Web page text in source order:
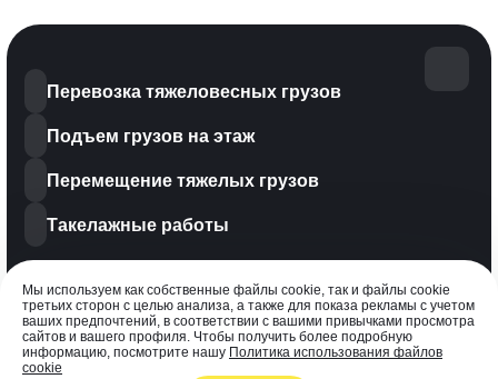
Перевозка тяжеловесных грузов
Подъем грузов на этаж
Перемещение тяжелых грузов
Такелажные работы
© 2007-2026 Perevozkaitakelaj.ru. Такелажные работы по Москве и
РФ, ИНН 7723624557, ОГРН 1077759114036
Мы используем как собственные файлы cookie, так и файлы cookie
третьих сторон с целью анализа, а также для показа рекламы с учетом
ваших предпочтений, в соответствии с вашими привычками просмотра
сайтов и вашего профиля. Чтобы получить более подробную
информацию, посмотрите нашу Политика использования файлов
cookie